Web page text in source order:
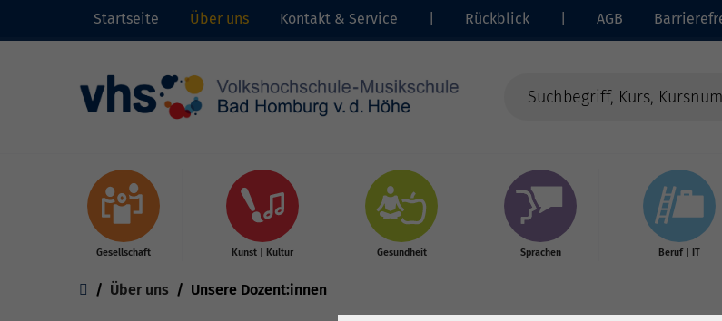
Startseite Über uns Kontakt & Service Rückblick AGB
Gesellschaft Kunst | Kultur Gesundheit Sprachen Beruf | IT
You are here:
Über uns Unsere Dozent:innen